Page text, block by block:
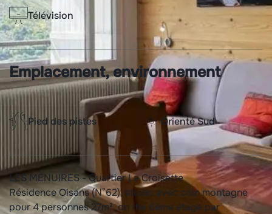
Télévision
Emplacement, environnement
Pied des pistes Orienté Sud
LES MENUIRES - Quartier La Croisette
Résidence Oisans (N°62), studio avec coin montagne
pour 4 personnes 27m², on the 6ème étage par